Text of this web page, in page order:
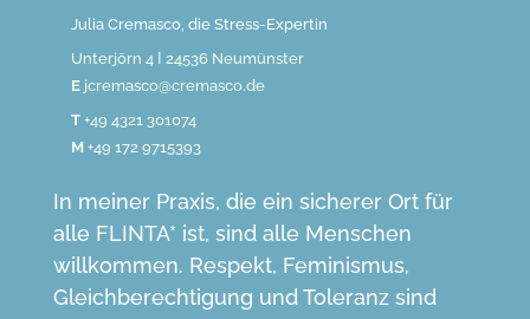
Julia Cremasco, die Stress-Expertin
Unterjörn 4 Ι 24536 Neumünster
Ejcremasco@cremasco.de
T+49 4321 301074
M+49 172 9715393
In meiner Praxis, die ein sicherer Ort für
alle FLINTA* ist, sind alle Menschen
willkommen. Respekt, Feminismus,
Gleichberechtigung und Toleranz sind